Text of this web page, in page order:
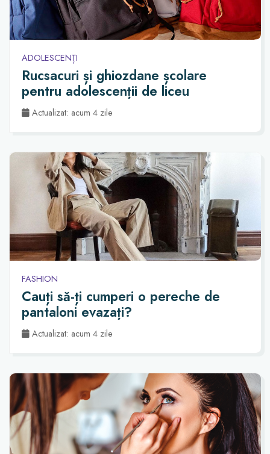
ADOLESCENȚI
Rucsacuri și ghiozdane școlare
pentru adolescenții de liceu
Actualizat: acum 4 zile
FASHION
Cauți să-ți cumperi o pereche de
pantaloni evazați?
Actualizat: acum 4 zile